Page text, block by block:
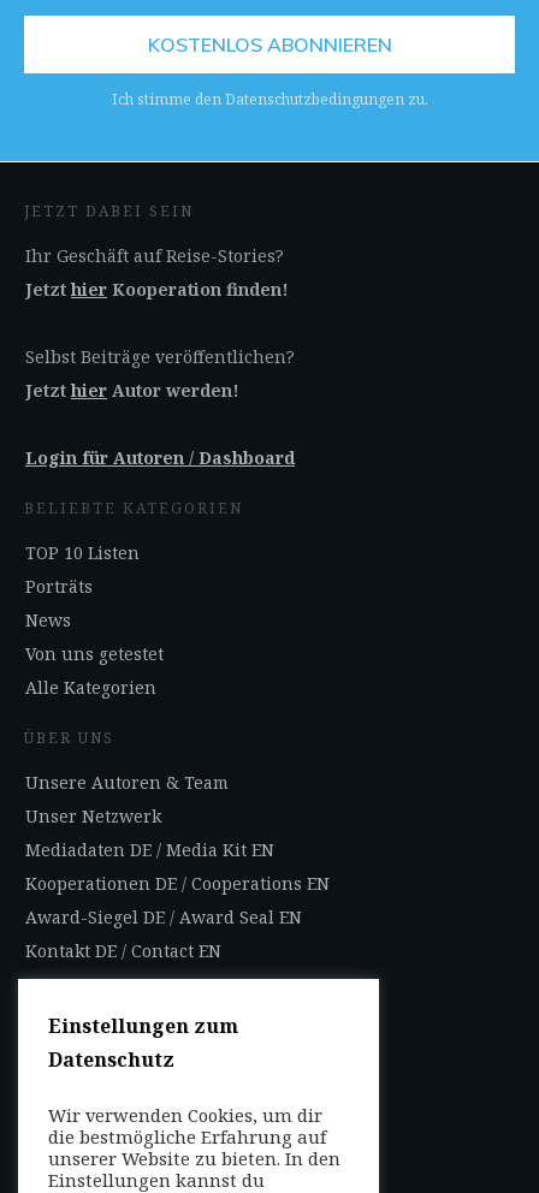
KOSTENLOS ABONNIEREN
Ich stimme den Datenschutzbedingungen zu.
JETZT DABEI SEIN
Ihr Geschäft auf Reise-Stories?
Jetzthier Kooperation finden!
Selbst Beiträge veröffentlichen?
Jetzthier Autor werden!
Login für Autoren / Dashboard
BELIEBTE KATEGORIEN
TOP 10 Listen
Porträts
News
Von uns getestet
Alle Kategorien
ÜBER UNS
Unsere Autoren & Team
Unser Netzwerk
Mediadaten DE / Media Kit EN
Kooperationen DE / Cooperations EN
Award-Siegel DE / Award Seal EN
Kontakt DE / Contact EN
Impressum
Datenschutzbestimmungen
Nutzungsbedingungen
FOLGEN SIE UNS
Entdecken Sie weltweit
Einstellungen zum
Datenschutz
Wir verwenden Cookies, um dir
die bestmögliche Erfahrung auf
unserer Website zu bieten. In den
Einstellungen kannst du